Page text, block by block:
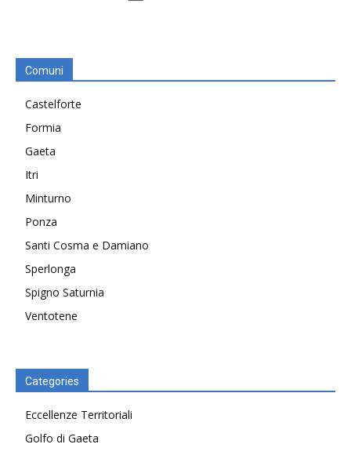
Comuni
Castelforte
Formia
Gaeta
Itri
Minturno
Ponza
Santi Cosma e Damiano
Sperlonga
Spigno Saturnia
Ventotene
Categories
Eccellenze Territoriali
Golfo di Gaeta